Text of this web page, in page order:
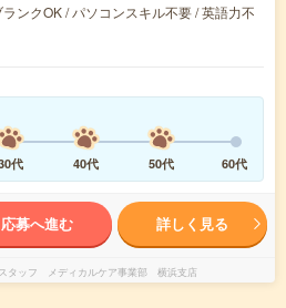
ンクOK / パソコンスキル不要 / 英語力不
代 40代 50代 60代
応募へ進む 詳しく見る
タッフ メディカルケア事業部 横浜支店